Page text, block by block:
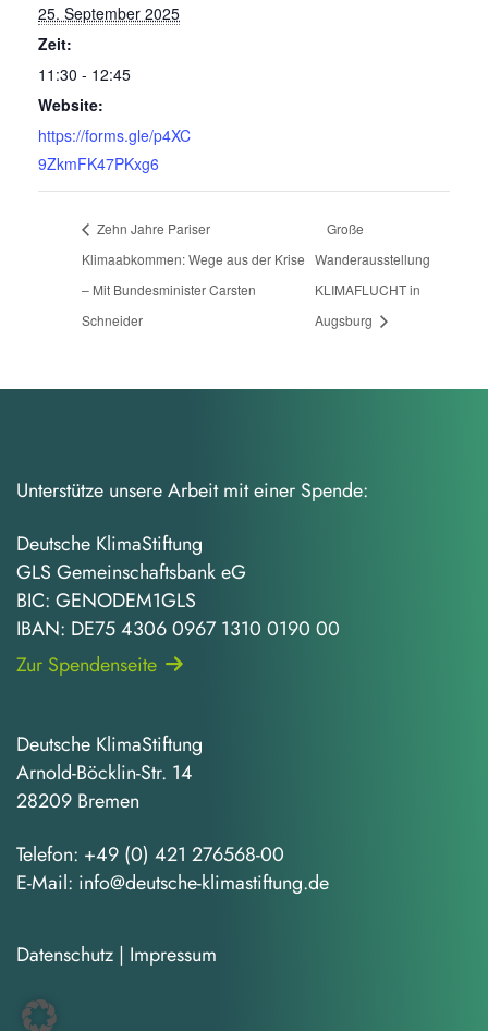
25. September 2025
Zeit:
11:30 - 12:45
Website:
https://forms.gle/p4XC
9ZkmFK47PKxg6
Zehn Jahre Pariser
Klimaabkommen: Wege aus der Krise
– Mit Bundesminister Carsten
Schneider
Große
Wanderausstellung
KLIMAFLUCHT in
Augsburg
Unterstütze unsere Arbeit mit einer Spende:
Deutsche KlimaStiftung
GLS Gemeinschaftsbank eG
BIC: GENODEM1GLS
IBAN: DE75 4306 0967 1310 0190 00
Zur Spendenseite
Deutsche KlimaStiftung
Arnold-Böcklin-Str. 14
28209 Bremen
Telefon: +49 (0) 421 276568-00
E-Mail: info@deutsche-klimastiftung.de
Datenschutz | Impressum